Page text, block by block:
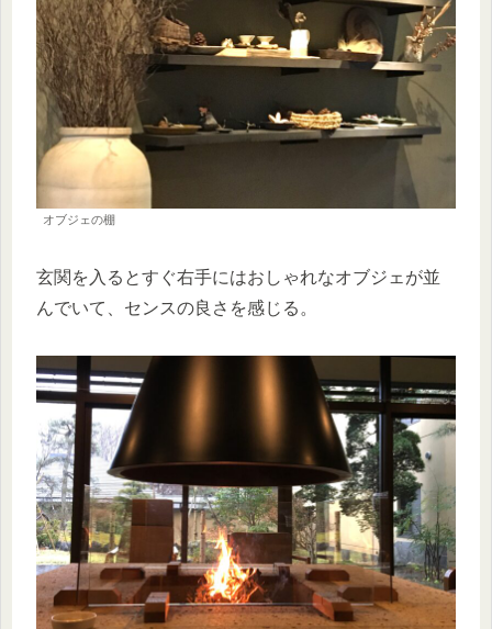
オブジェの棚
玄関を入るとすぐ右手にはおしゃれなオブジェが並
んでいて、センスの良さを感じる。